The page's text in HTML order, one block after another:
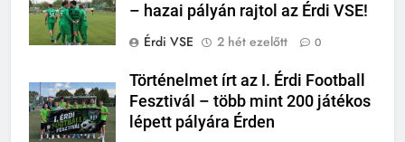
– hazai pályán rajtol az Érdi VSE!
Érdi VSE
2 hét ezelőtt 0
Történelmet írt az I. Érdi Football
Fesztivál – több mint 200 játékos
lépett pályára Érden